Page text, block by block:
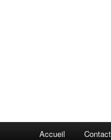
Accueil Contact